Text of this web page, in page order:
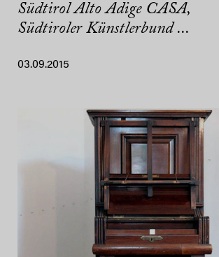
Südtirol Alto Adige CASA,
Südtiroler Künstlerbund ...
03.09.2015